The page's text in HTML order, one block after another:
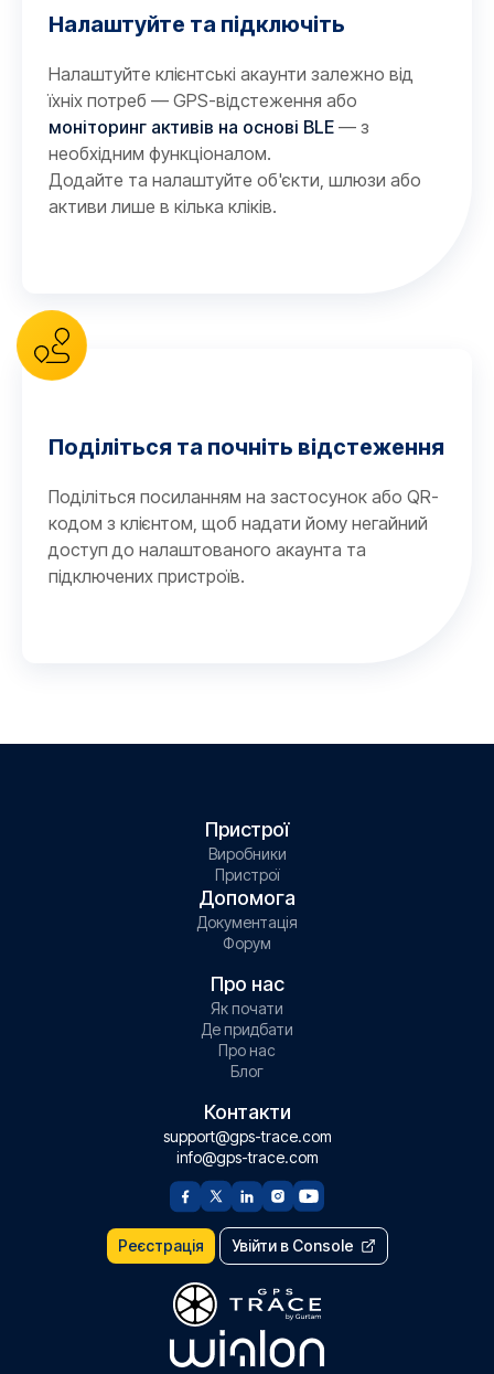
Налаштуйте та підключіть
Налаштуйте клієнтські акаунти залежно від
їхніх потреб — GPS-відстеження або
моніторинг активів на основі BLE — з
необхідним функціоналом.
Додайте та налаштуйте об'єкти, шлюзи або
активи лише в кілька кліків.
Поділіться та почніть відстеження
Поділіться посиланням на застосунок або QR-
кодом з клієнтом, щоб надати йому негайний
доступ до налаштованого акаунта та
підключених пристроїв.
Пристрої
Виробники
Пристрої
Допомога
Документація
Форум
Про нас
Як почати
Де придбати
Про нас
Блог
Контакти
support@gps-trace.com
info@gps-trace.com
Реєстрація Увійти в Console